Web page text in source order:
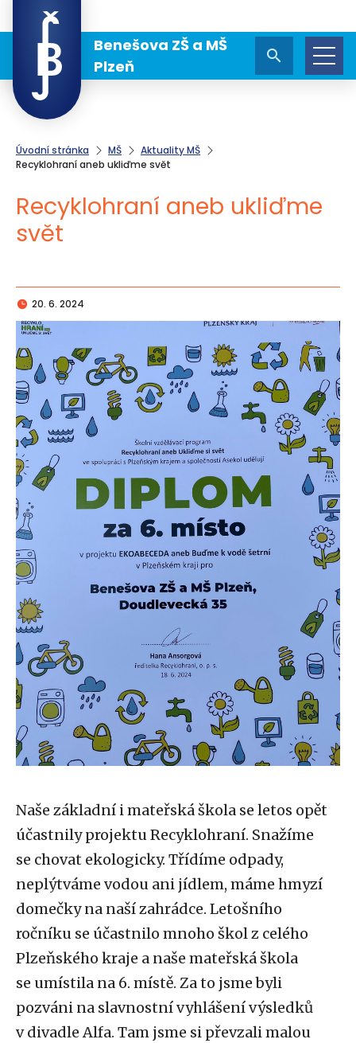
Benešova ZŠ a MŠ
Plzeň
Úvodní stránka MŠ
Aktuality MŠ
Recyklohraní aneb ukliďme svět
Recyklohraní aneb ukliďme
svět
20. 6. 2024
Naše základní i mateřská škola se letos opět
účastnily projektu Recyklohraní. Snažíme
se chovat ekologicky. Třídíme odpady,
neplýtváme vodou ani jídlem, máme hmyzí
domečky na naší zahrádce. Letošního
ročníku se účastnilo mnoho škol z celého
Plzeňského kraje a naše mateřská škola
se umístila na 6. místě. Za to jsme byli
pozváni na slavnostní vyhlášení výsledků
v divadle Alfa. Tam jsme si převzali malou